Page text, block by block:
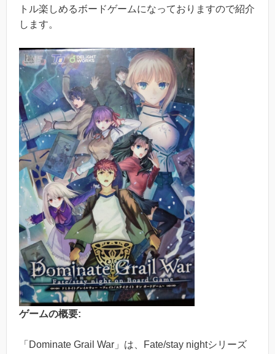
トル楽しめるボードゲームになっておりますので紹介
します。
ゲームの概要:
「Dominate Grail War」は、Fate/stay nightシリーズ